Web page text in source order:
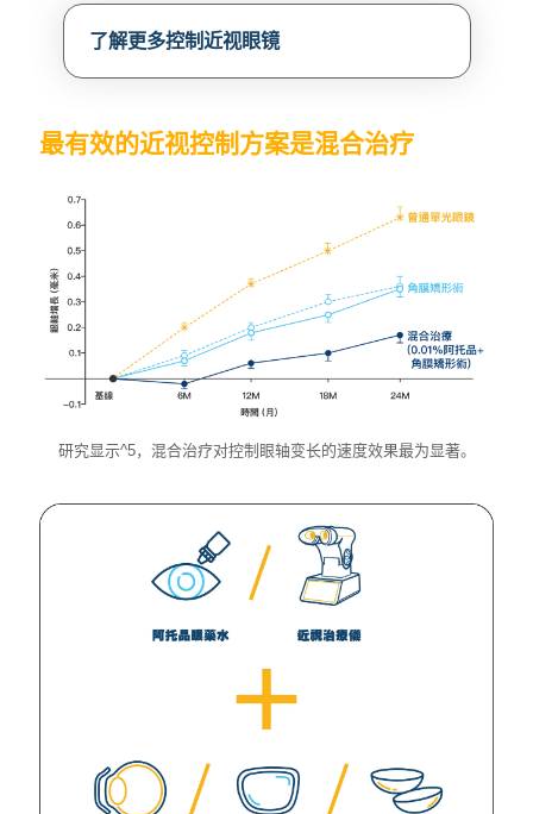
了解更多控制近视眼镜
最有效的近视控制方案是混合治疗
研究显示^5，混合治疗对控制眼轴变长的速度效果最为显著。
研究显示^5，混合治疗对控制眼轴变长的速度效果最为显著。